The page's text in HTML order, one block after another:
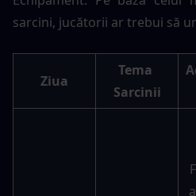
sarcini, jucătorii ar trebui să
Ziua
Tema
Sarcinii